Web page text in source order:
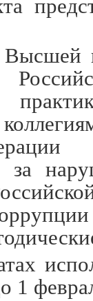
Высшей
1